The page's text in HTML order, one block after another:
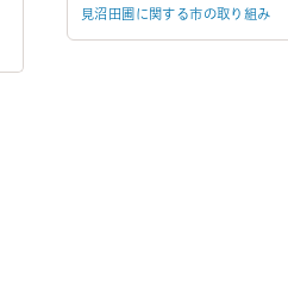
見沼田圃に関する市の取り組み